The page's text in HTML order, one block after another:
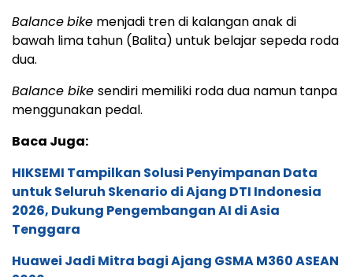
Balancebike menjadi tren di kalangan anak di
bawah lima tahun (Balita) untuk belajar sepeda roda
dua.
Balance bike sendiri memiliki roda dua namun tanpa
menggunakan pedal.
Baca Juga:
HIKSEMI Tampilkan Solusi Penyimpanan Data
untuk Seluruh Skenario di Ajang DTI Indonesia
2026, Dukung Pengembangan AI di Asia
Tenggara
Huawei Jadi Mitra bagi Ajang GSMA M360 ASEAN